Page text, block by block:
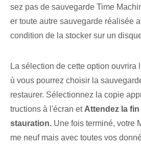
sez pas de sauvegarde Time
er toute autre sauvegarde réalisée
condition de la stocker sur un
La sélection de cette option ouvrira
ù vous pourrez choisir la
restaurer. Sélectionnez la copie
tructions à l'écran et Attendez la
stauration. Une fois terminé, votre
me neuf mais avec toutes vos